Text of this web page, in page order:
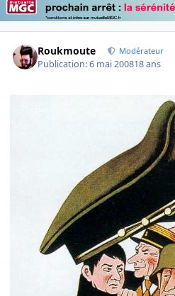
Roukmoute Modérateur
Publication:6 mai 200818 ans